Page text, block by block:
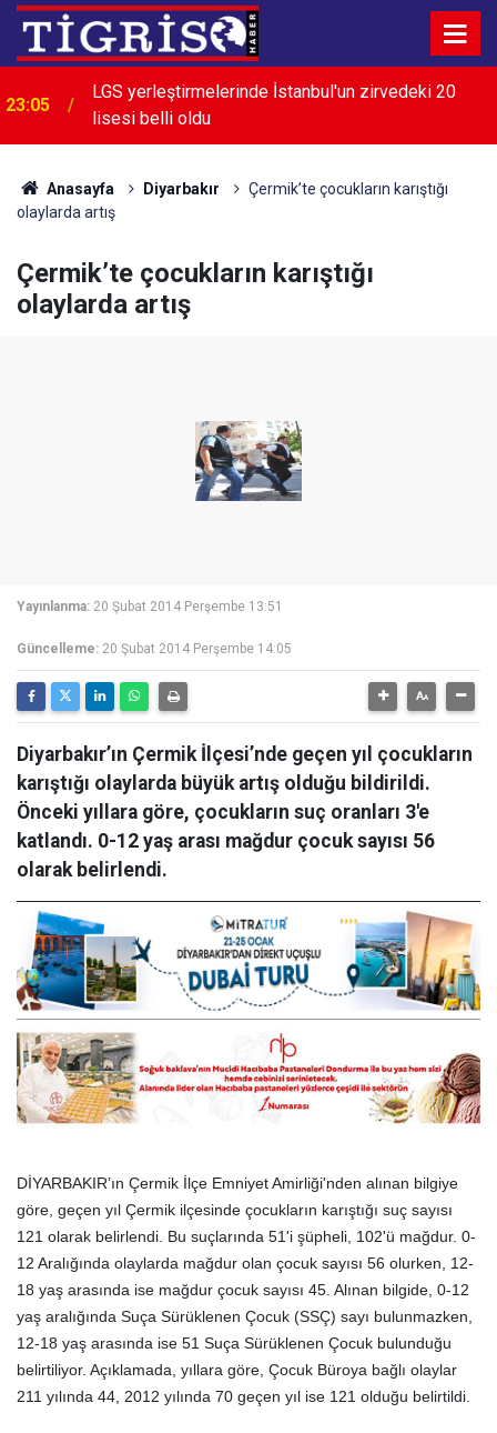
23:05
LGS yerleştirmelerinde İstanbul'un zirvedeki 20
lisesi belli oldu
Anasayfa Diyarbakır
Çermik’te çocukların karıştığı
olaylarda artış
Çermik’te çocukların karıştığı
olaylarda artış
Yayınlanma: 20 Şubat 2014 Perşembe 13:51
Güncelleme: 20 Şubat 2014 Perşembe 14:05
Diyarbakır’ın Çermik İlçesi’nde geçen yıl çocukların
karıştığı olaylarda büyük artış olduğu bildirildi.
Önceki yıllara göre, çocukların suç oranları 3'e
katlandı. 0-12 yaş arası mağdur çocuk sayısı 56
olarak belirlendi.
DİYARBAKIR’ın Çermik İlçe Emniyet Amirliği'nden alınan bilgiye
göre, geçen yıl Çermik ilçesinde çocukların karıştığı suç sayısı
121 olarak belirlendi. Bu suçlarında 51'i şüpheli, 102'ü mağdur. 0-
12 Aralığında olaylarda mağdur olan çocuk sayısı 56 olurken, 12-
18 yaş arasında ise mağdur çocuk sayısı 45. Alınan bilgide, 0-12
yaş aralığında Suça Sürüklenen Çocuk (SSÇ) sayı bulunmazken,
12-18 yaş arasında ise 51 Suça Sürüklenen Çocuk bulunduğu
belirtiliyor. Açıklamada, yıllara göre, Çocuk Büroya bağlı olaylar
211 yılında 44, 2012 yılında 70 geçen yıl ise 121 olduğu belirtildi.